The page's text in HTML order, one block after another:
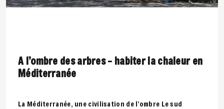
A l’ombre des arbres – habiter la chaleur en
Méditerranée
La Méditerranée, une civilisation de l’ombre Le sud